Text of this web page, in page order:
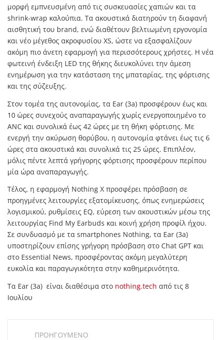
μορφή εμπνευσμένη από τις συσκευασίες χαπιών και τα
shrink-wrap καλούπια. Τα ακουστικά διατηρούν τη διαφανή
αισθητική του brand, ενώ διαθέτουν βελτιωμένη εργονομία
και νέο μέγεθος ακροφυσίου XS, ώστε να εξασφαλίζουν
ακόμη πιο άνετη εφαρμογή για περισσότερους χρήστες. Η νέα
φωτεινή ένδειξη LED της θήκης διευκολύνει την άμεση
ενημέρωση για την κατάσταση της μπαταρίας, της φόρτισης
και της σύζευξης.
Στον τομέα της αυτονομίας, τα Ear (3a) προσφέρουν έως και
10 ώρες συνεχούς αναπαραγωγής χωρίς ενεργοποιημένο το
ANC και συνολικά έως 42 ώρες με τη θήκη φόρτισης. Με
ενεργή την ακύρωση θορύβου, η αυτονομία φτάνει έως τις 6
ώρες στα ακουστικά και συνολικά τις 25 ώρες. Επιπλέον,
μόλις πέντε λεπτά γρήγορης φόρτισης προσφέρουν περίπου
μία ώρα αναπαραγωγής.
Τέλος, η εφαρμογή Nothing X προσφέρει πρόσβαση σε
προηγμένες λειτουργίες εξατομίκευσης, όπως ενημερώσεις
λογισμικού, ρυθμίσεις EQ, εύρεση των ακουστικών μέσω της
λειτουργίας Find My Earbuds και κοινή χρήση προφίλ ήχου.
Σε συνδυασμό με τα smartphones Nothing, τα Ear (3a)
υποστηρίζουν επίσης γρήγορη πρόσβαση στο Chat GPT και
στο Essential News, προσφέροντας ακόμη μεγαλύτερη
ευκολία και παραγωγικότητα στην καθημερινότητα.
Τα Ear (3a) είναι διαθέσιμα στο nothing.tech από τις 8
Ιουλίου
ΠΡΟΗΓΟΥΜΕΝΟ